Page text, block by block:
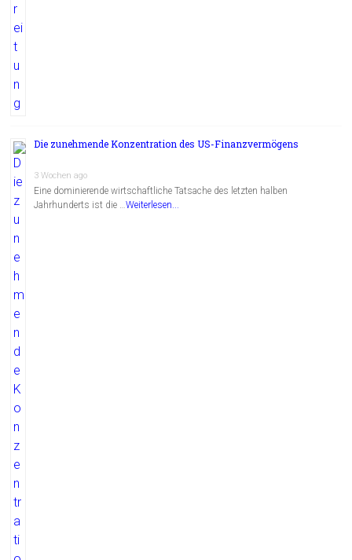
Die zunehmende Konzentration des US-Finanzvermögens
3 Wochen ago
Eine dominierende wirtschaftliche Tatsache des letzten halben
Jahrhunderts ist die …Weiterlesen...